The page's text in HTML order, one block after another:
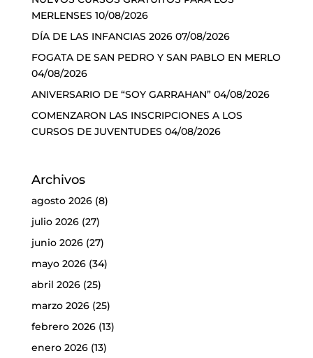
MERLENSES 10/08/2026
DÍA DE LAS INFANCIAS 2026 07/08/2026
FOGATA DE SAN PEDRO Y SAN PABLO EN MERLO
04/08/2026
ANIVERSARIO DE “SOY GARRAHAN” 04/08/2026
COMENZARON LAS INSCRIPCIONES A LOS
CURSOS DE JUVENTUDES 04/08/2026
Archivos
agosto 2026(8)
julio 2026(27)
junio 2026(27)
mayo 2026(34)
abril 2026(25)
marzo 2026(25)
febrero 2026(13)
enero 2026(13)